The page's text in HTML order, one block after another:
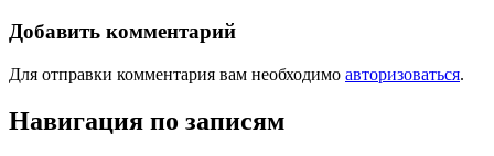
Добавить комментарий
Для отправки комментария вам необходимо авторизоваться.
Навигация по записям